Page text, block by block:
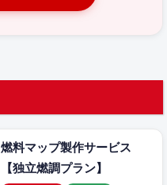
燃料マップ製作サービス
【独立燃調プラン】